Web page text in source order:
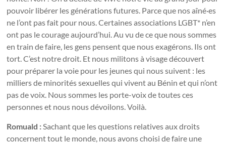
pouvoir libérer les générations futures. Parce que nos aîné·es
ne l’ont pas fait pour nous. Certaines associations LGBT* n’en
ont pas le courage aujourd’hui. Au vu de ce que nous sommes
en train de faire, les gens pensent que nous exagérons. Ils ont
tort. C’est notre droit. Et nous militons à visage découvert
pour préparer la voie pour les jeunes qui nous suivent : les
milliers de minorités sexuelles qui vivent au Bénin et qui n’ont
pas de voix. Nous sommes les porte-voix de toutes ces
personnes et nous nous dévoilons. Voilà.
Romuald :Sachant que les questions relatives aux droits
concernent tout le monde, nous avons choisi de faire une